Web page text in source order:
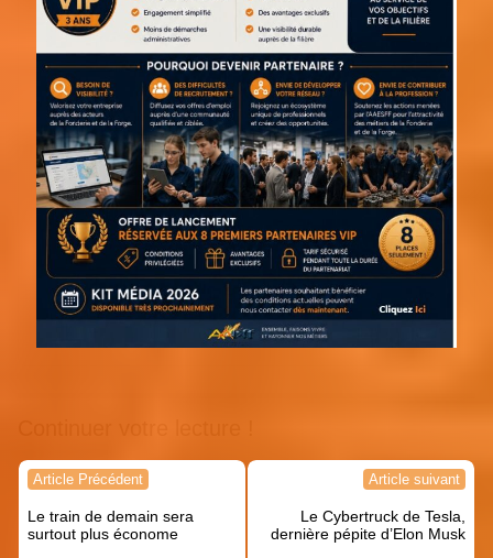
Navigation
l’article
Article Précédent
Le train de demain sera
surtout plus économe
Article suivant
Le Cybertruck de Tesla,
dernière pépite d’Elon Musk